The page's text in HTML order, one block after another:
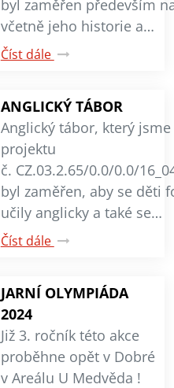
byl zaměřen především
včetně jeho historie a…
Číst dále
ANGLICKÝ TÁBOR
Anglický tábor, který
projektu
č. CZ.03.2.65/0.0/0.0/
byl zaměřen, aby se děti
učily anglicky a také se…
Číst dále
JARNÍ OLYMPIÁDA
2024
Již 3. ročník této akce
proběhne opět v Dobré
v Areálu U Medvěda !